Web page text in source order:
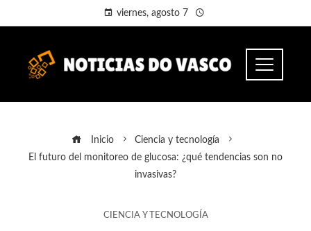
viernes, agosto 7
Inicio
Ciencia y tecnología
El futuro del monitoreo de glucosa: ¿qué tendencias son no
invasivas?
CIENCIA Y TECNOLOGÍA